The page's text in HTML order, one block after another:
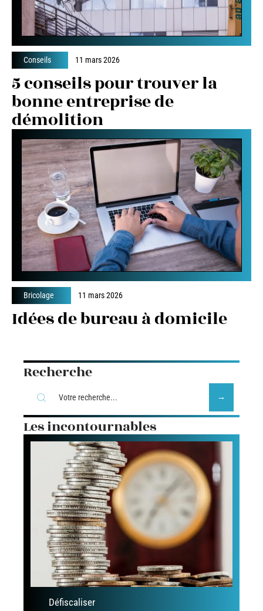
Conseils 11 mars 2026
5 conseils pour trouver la
bonne entreprise de
démolition
Bricolage 11 mars 2026
Idées de bureau à domicile
Recherche
Les incontournables
Défiscaliser